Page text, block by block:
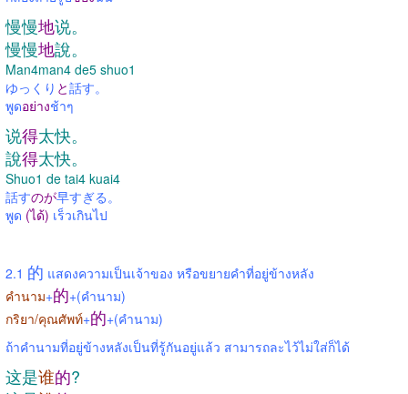
慢慢地说。
慢慢地說。
Man4man4 de5 shuo1
ゆっくり と話す。
พูดอย่างช้าๆ
说得太快。
說得太快。
Shuo1 de tai4 kuai4
話すのが早すぎる。
พูด (ได้) เร็วเกินไป
2.1 的 แสดงความเป็นเจ้าของ หรือขยายคำที่อยู่ข้างหลัง
คำนาม+的+(คำนาม)
กริยา/คุณศัพท์+的+(คำนาม)
ถ้าคำนามที่อยู่ข้างหลังเป็นที่รู้กันอยู่แล้ว สามารถละไว้ไม่ใส่ก็ได้
这是谁的?